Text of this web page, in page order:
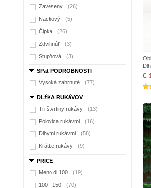
Zavesený (26)
Nachový (5)
Čipka (26)
Zdvihnúť (3)
Stupňová (3)
SPäť PODROBNOSTI
Vysoká zahrnuté
(77)
DLžKA RUKáVOV
Tri štvrtiny rukávy
(13)
Polovica rukávmi (16)
Dlhými rukávmi (58)
Krátke rukávy (9)
PRICE
Meno di 100
(19)
100 - 150 (70)
€